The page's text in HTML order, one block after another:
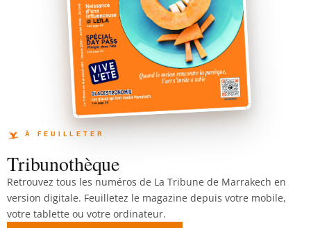
Tribunothèque
Retrouvez tous les numéros de La Tribune de Marrakech en
version digitale. Feuilletez le magazine depuis votre mobile,
votre tablette ou votre ordinateur.